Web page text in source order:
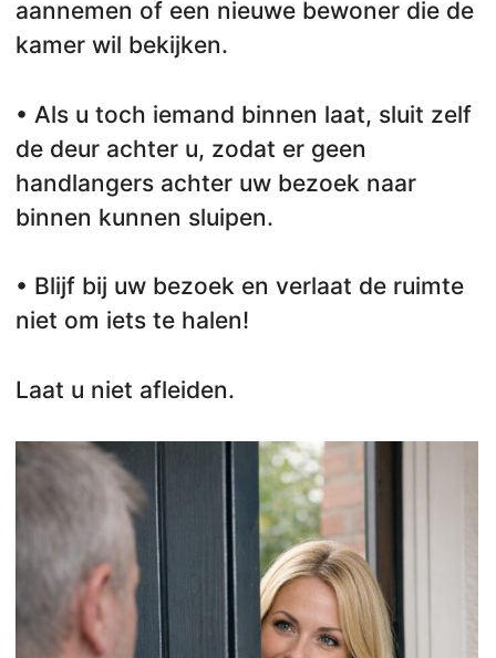
aannemen of een nieuwe bewoner die de
kamer wil bekijken.
• Als u toch iemand binnen laat, sluit zelf
de deur achter u, zodat er geen
handlangers achter uw bezoek naar
binnen kunnen sluipen.
• Blijf bij uw bezoek en verlaat de ruimte
niet om iets te halen!
Laat u niet afleiden.